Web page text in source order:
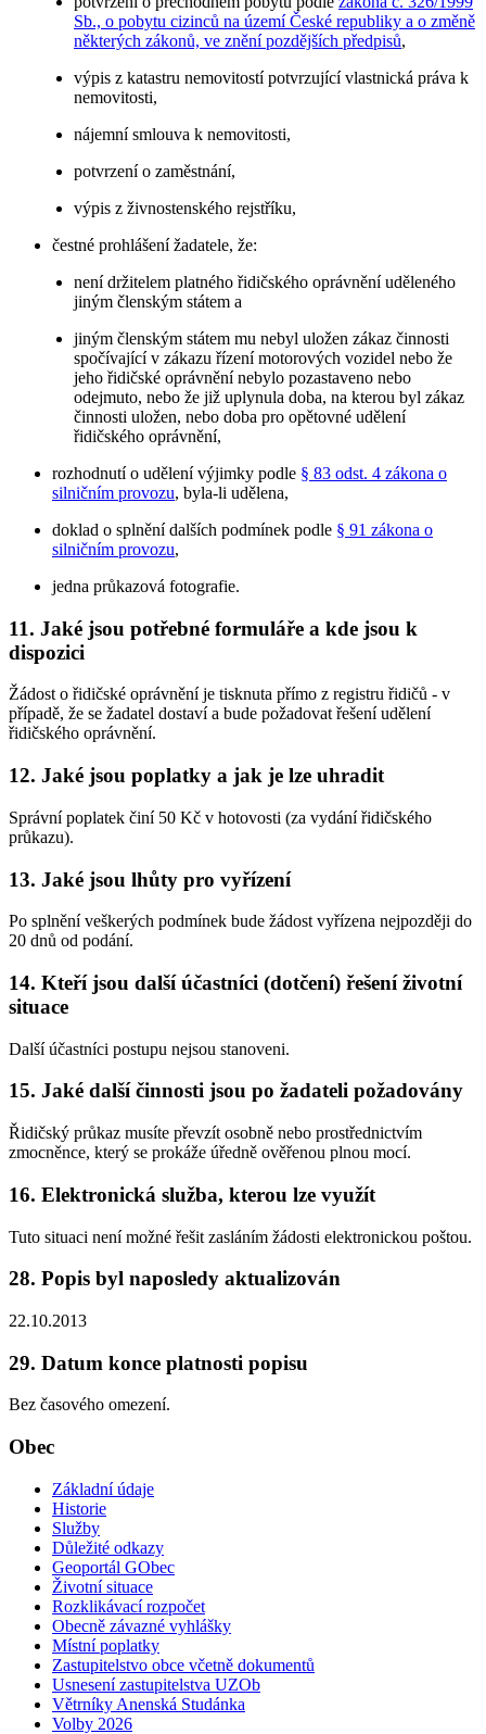
Sb., o pobytu cizinců na území České republiky a o změně
některých zákonů, ve znění pozdějších předpisů,
výpis z katastru nemovitostí potvrzující vlastnická práva k
nemovitosti,
nájemní smlouva k nemovitosti,
potvrzení o zaměstnání,
výpis z živnostenského rejstříku,
čestné prohlášení žadatele, že:
není držitelem platného řidičského oprávnění uděleného
jiným členským státem a
jiným členským státem mu nebyl uložen zákaz činnosti
spočívající v zákazu řízení motorových vozidel nebo že
jeho řidičské oprávnění nebylo pozastaveno nebo
odejmuto, nebo že již uplynula doba, na kterou byl zákaz
činnosti uložen, nebo doba pro opětovné udělení
řidičského oprávnění,
rozhodnutí o udělení výjimky podle § 83 odst. 4 zákona o
silničním provozu, byla-li udělena,
doklad o splnění dalších podmínek podle § 91 zákona o
silničním provozu,
jedna průkazová fotografie.
11. Jaké jsou potřebné formuláře a kde jsou k
dispozici
Žádost o řidičské oprávnění je tisknuta přímo z registru řidičů - v
případě, že se žadatel dostaví a bude požadovat řešení udělení
řidičského oprávnění.
12. Jaké jsou poplatky a jak je lze uhradit
Správní poplatek činí 50 Kč v hotovosti (za vydání řidičského
průkazu).
13. Jaké jsou lhůty pro vyřízení
Po splnění veškerých podmínek bude žádost vyřízena nejpozději do
20 dnů od podání.
14. Kteří jsou další účastníci (dotčení) řešení životní
situace
Další účastníci postupu nejsou stanoveni.
15. Jaké další činnosti jsou po žadateli požadovány
Řidičský průkaz musíte převzít osobně nebo prostřednictvím
zmocněnce, který se prokáže úředně ověřenou plnou mocí.
16. Elektronická služba, kterou lze využít
Tuto situaci není možné řešit zasláním žádosti elektronickou poštou.
28. Popis byl naposledy aktualizován
22.10.2013
29. Datum konce platnosti popisu
Bez časového omezení.
Obec
Základní údaje
Historie
Služby
Důležité odkazy
Geoportál GObec
Životní situace
Rozklikávací rozpočet
Obecně závazné vyhlášky
Místní poplatky
Zastupitelstvo obce včetně dokumentů
Usnesení zastupitelstva UZOb
Větrníky Anenská Studánka
Volby 2026